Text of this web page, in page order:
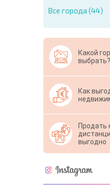
Все города (44)
Какой
выбрать?
Как
Продать
выгодно